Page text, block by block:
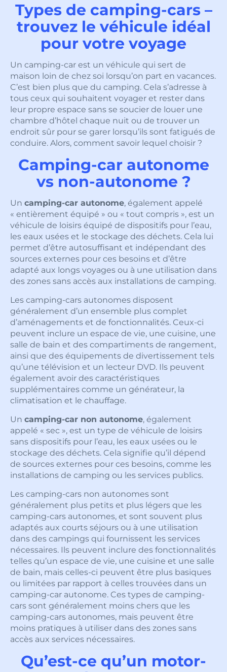
Types de camping-cars –
trouvez le véhicule idéal
pour votre voyage
Un camping-car est un véhicule qui sert de
maison loin de chez soi lorsqu’on part en vacances.
C’est bien plus que du camping. Cela s’adresse à
tous ceux qui souhaitent voyager et rester dans
leur propre espace sans se soucier de louer une
chambre d’hôtel chaque nuit ou de trouver un
endroit sûr pour se garer lorsqu’ils sont fatigués de
conduire. Alors, comment savoir lequel choisir ?
Camping-car autonome
vs non-autonome ?
Un camping-car autonome, également appelé
« entièrement équipé » ou « tout compris », est un
véhicule de loisirs équipé de dispositifs pour l’eau,
les eaux usées et le stockage des déchets. Cela lui
permet d’être autosuffisant et indépendant des
sources externes pour ces besoins et d’être
adapté aux longs voyages ou à une utilisation dans
des zones sans accès aux installations de camping.
Les camping-cars autonomes disposent
généralement d’un ensemble plus complet
d’aménagements et de fonctionnalités. Ceux-ci
peuvent inclure un espace de vie, une cuisine, une
salle de bain et des compartiments de rangement,
ainsi que des équipements de divertissement tels
qu’une télévision et un lecteur DVD. Ils peuvent
également avoir des caractéristiques
supplémentaires comme un générateur, la
climatisation et le chauffage.
Un camping-car non autonome, également
appelé « sec », est un type de véhicule de loisirs
sans dispositifs pour l’eau, les eaux usées ou le
stockage des déchets. Cela signifie qu’il dépend
de sources externes pour ces besoins, comme les
installations de camping ou les services publics.
Les camping-cars non autonomes sont
généralement plus petits et plus légers que les
camping-cars autonomes, et sont souvent plus
adaptés aux courts séjours ou à une utilisation
dans des campings qui fournissent les services
nécessaires. Ils peuvent inclure des fonctionnalités
telles qu’un espace de vie, une cuisine et une salle
de bain, mais celles-ci peuvent être plus basiques
ou limitées par rapport à celles trouvées dans un
camping-car autonome. Ces types de camping-
cars sont généralement moins chers que les
camping-cars autonomes, mais peuvent être
moins pratiques à utiliser dans des zones sans
accès aux services nécessaires.
Qu’est-ce qu’un motor-